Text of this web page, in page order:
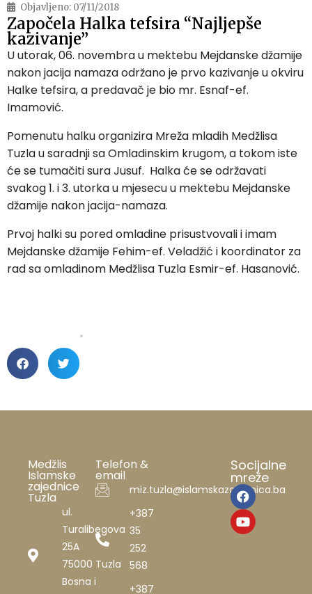
Objavljeno: 07/11/2018
Započela Halka tefsira “Najljepše
kazivanje”
U utorak, 06. novembra u mektebu Mejdanske džamije
nakon jacija namaza održano je prvo kazivanje u okviru
Halke tefsira, a predavač je bio mr. Esnaf-ef.
Imamović.
Pomenutu halku organizira Mreža mladih Medžlisa
Tuzla u saradnji sa Omladinskim krugom, a tokom iste
će se tumačiti sura Jusuf. Halka će se održavati
svakog 1. i 3. utorka u mjesecu u mektebu Mejdanske
džamije nakon jacija-namaza.
Prvoj halki su pored omladine prisustvovali i imam
Mejdanske džamije Fehim-ef. Veladžić i koordinator za
rad sa omladinom Medžlisa Tuzla Esmir-ef. Hasanović.
Medžlis
Islamske
zajednice
Tuzla
ul.
Turalibegova
25A
75000 Tuzla
Bosna i
Telefon &
email
miz.tuzla@islamskazajednica.ba
+387
35
252
568
+387
Socijalne
mreže